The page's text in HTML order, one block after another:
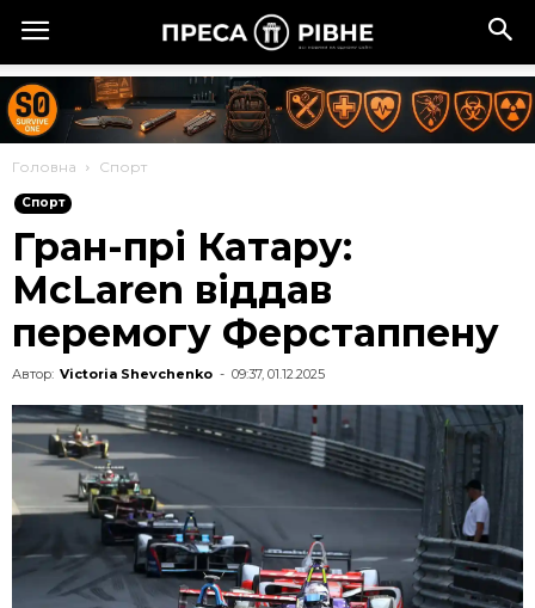
Головна Спорт
Спорт
Гран-прі Катару:
McLaren віддав
перемогу Ферстаппену
Автор: Victoria Shevchenko - 09:37, 01.12.2025